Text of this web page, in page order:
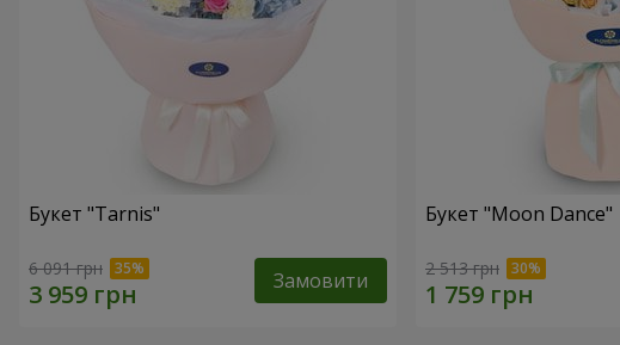
Букет "Tarnis"
6 091 грн Замовити
Букет "Moon Dance"
2 513 грн